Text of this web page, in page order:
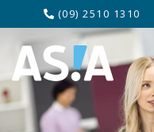
(09) 2510 1310